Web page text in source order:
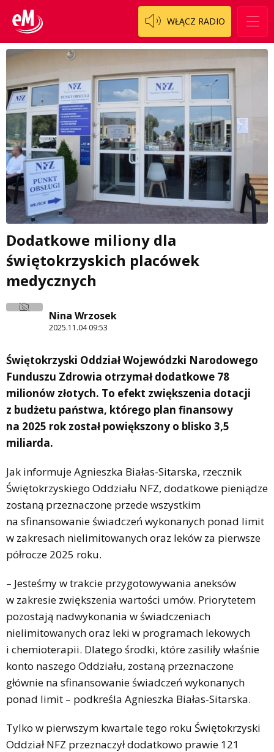
WŁĄCZ RADIO
Dodatkowe miliony dla
świętokrzyskich placówek
medycznych
Nina Wrzosek
2025.11.04 09:53
Świętokrzyski Oddział Wojewódzki Narodowego
Funduszu Zdrowia otrzymał dodatkowe 78
milionów złotych. To efekt zwiększenia dotacji
z budżetu państwa, którego plan finansowy
na 2025 rok został powiększony o blisko 3,5
miliarda.
Jak informuje Agnieszka Białas-Sitarska, rzecznik
Świętokrzyskiego Oddziału NFZ, dodatkowe pieniądze
zostaną przeznaczone przede wszystkim
na sfinansowanie świadczeń wykonanych ponad limit
w zakresach nielimitowanych oraz leków za pierwsze
półrocze 2025 roku.
– Jesteśmy w trakcie przygotowywania aneksów
w zakresie zwiększenia wartości umów. Priorytetem
pozostają nadwykonania w świadczeniach
nielimitowanych oraz leki w programach lekowych
i chemioterapii. Dlatego środki, które zasiliły właśnie
konto naszego Oddziału, zostaną przeznaczone
głównie na sfinansowanie świadczeń wykonanych
ponad limit – podkreśla Agnieszka Białas-Sitarska.
Tylko w pierwszym kwartale tego roku Świętokrzyski
Oddział NFZ przeznaczył dodatkowo prawie 121